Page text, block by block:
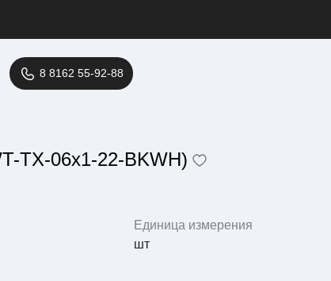
8 8162 55-92-88
TX-06x1-22-BKWH)
Единица измерения
шт